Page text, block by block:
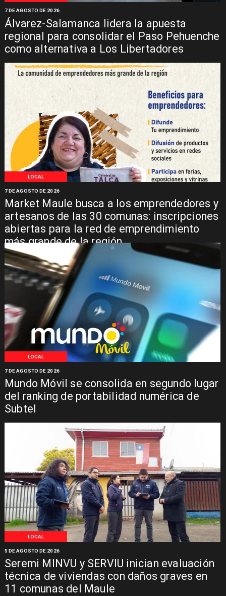
Álvarez-Salamanca lidera la apuesta
regional para consolidar el Paso Pehuenche
como alternativa a Los Libertadores
7 DE AGOSTO DE 2026
LOCAL
Market Maule busca a los emprendedores y
artesanos de las 30 comunas: inscripciones
abiertas para la red de emprendimiento
más grande de la región
7 DE AGOSTO DE 2026
LOCAL
Mundo Móvil se consolida en segundo lugar
del ranking de portabilidad numérica de
Subtel
7 DE AGOSTO DE 2026
LOCAL
Seremi MINVU y SERVIU inician evaluación
técnica de viviendas con daños graves en
11 comunas del Maule
5 DE AGOSTO DE 2026